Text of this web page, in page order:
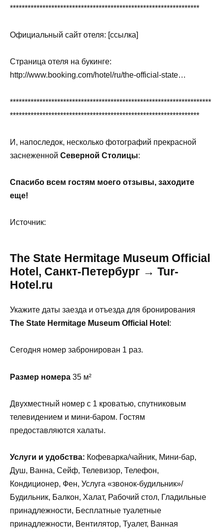
****************************************************************
Официальный сайт отеля: [ссылка]
Страница отеля на букинге:
http://www.booking.com/hotel/ru/the-official-state…
********************************************************************
****************************************************************
И, напоследок, несколько фотографий прекрасной
заснеженной Северной Столицы:
Спасибо всем гостям моего отзывы, заходите
еще!
Источник:
The State Hermitage Museum Official
Hotel, Санкт-Петербург → Tur-
Hotel.ru
Укажите даты заезда и отъезда для бронирования
The State Hermitage Museum Official Hotel :
Сегодня номер забронирован 1 раз.
Размер номера 35 м²
Двухместный номер с 1 кроватью, спутниковым
телевидением и мини-баром. Гостям
предоставляются халаты.
Услуги и удобства: Кофеварка/чайник, Мини-бар,
Душ, Ванна, Сейф, Телевизор, Телефон,
Кондиционер, Фен, Услуга «звонок-будильник»/
Будильник, Балкон, Халат, Рабочий стол, Гладильные
принадлежности, Бесплатные туалетные
принадлежности, Вентилятор, Туалет, Ванная